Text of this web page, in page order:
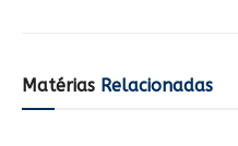
Matérias Relacionadas
RESTAURANTES